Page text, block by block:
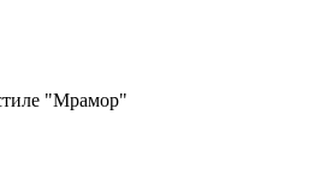
"Мрамор"